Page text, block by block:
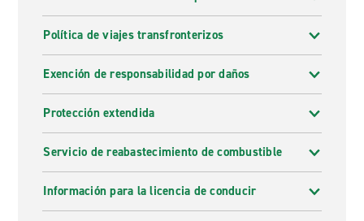
Política de viajes transfronterizos
Exención de responsabilidad por daños
Protección extendida
Servicio de reabastecimiento de combustible
Información para la licencia de conducir